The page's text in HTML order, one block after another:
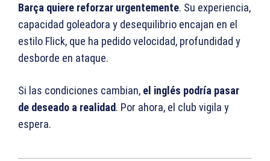
Barça quiere reforzar urgentemente. Su experiencia,
capacidad goleadora y desequilibrio encajan en el
estilo Flick, que ha pedido velocidad, profundidad y
desborde en ataque.
Si las condiciones cambian, el inglés podría pasar
de deseado a realidad. Por ahora, el club vigila y
espera.